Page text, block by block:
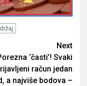
Next
‘časti’! Svaki
račun jedan
a najviše bodova –